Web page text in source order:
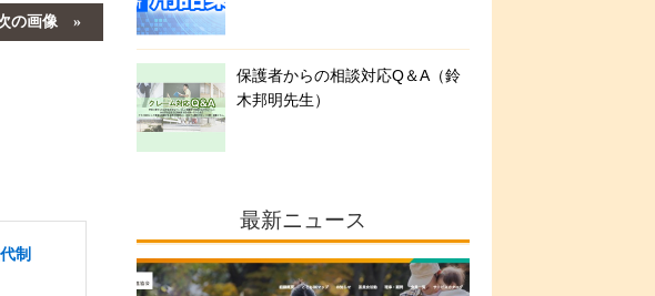
の画像
制
保護者からの相談対応Q＆A（鈴
木邦明先生）
最新ニュース